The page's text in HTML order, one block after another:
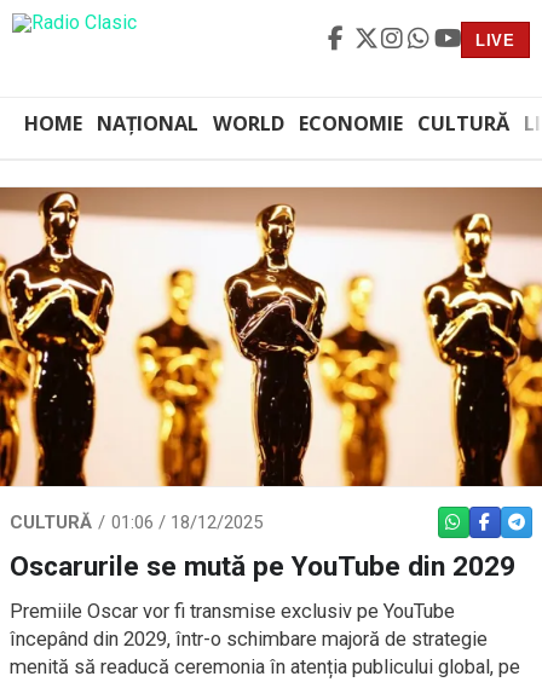
LIVE
HOME NAȚIONAL WORLD ECONOMIE CULTURĂ
CULTURĂ 01:06 / 18/12/2025 WHATSAPP
Oscarurile se mută pe YouTube din 2029
Premiile Oscar vor fi transmise exclusiv pe YouTube
începând din 2029, într-o schimbare majoră de strategie
menită să readucă ceremonia în atenția publicului global, pe